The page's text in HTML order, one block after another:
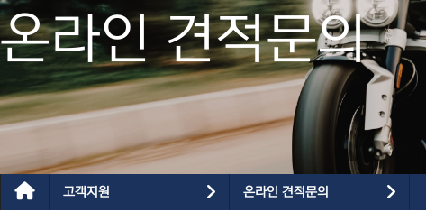
온라인 견적문의
고객지원 온라인 견적문의